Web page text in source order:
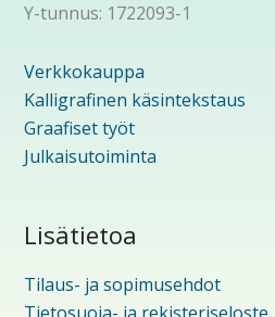
Y-tunnus: 1722093-1
Verkkokauppa
Kalligrafinen käsintekstaus
Graafiset työt
Julkaisutoiminta
Lisätietoa
Tilaus- ja sopimusehdot